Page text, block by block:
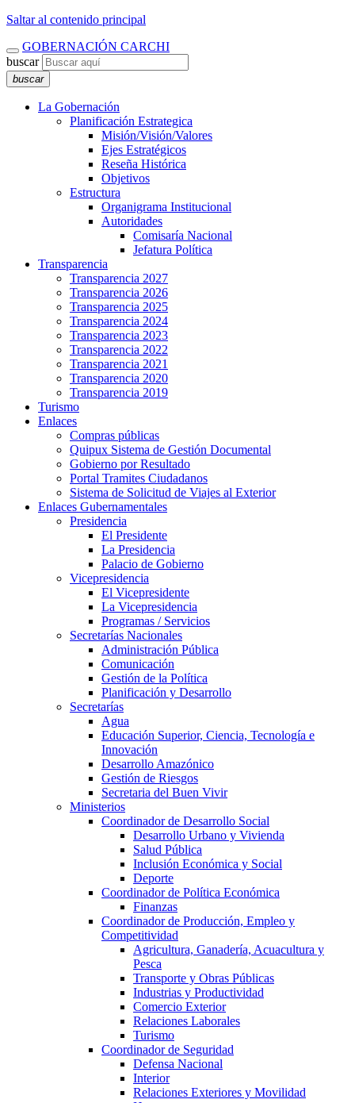
Saltar al contenido principal
GOBERNACIÓN CARCHI
buscar
buscar
La Gobernación
Planificación Estrategica
Misión/Visión/Valores
Ejes Estratégicos
Reseña Histórica
Objetivos
Estructura
Organigrama Institucional
Autoridades
Comisaría Nacional
Jefatura Política
Transparencia
Transparencia 2027
Transparencia 2026
Transparencia 2025
Transparencia 2024
Transparencia 2023
Transparencia 2022
Transparencia 2021
Transparencia 2020
Transparencia 2019
Turismo
Enlaces
Compras públicas
Quipux Sistema de Gestión Documental
Gobierno por Resultado
Portal Tramites Ciudadanos
Sistema de Solicitud de Viajes al Exterior
Enlaces Gubernamentales
Presidencia
El Presidente
La Presidencia
Palacio de Gobierno
Vicepresidencia
El Vicepresidente
La Vicepresidencia
Programas / Servicios
Secretarías Nacionales
Administración Pública
Comunicación
Gestión de la Política
Planificación y Desarrollo
Secretarías
Agua
Educación Superior, Ciencia, Tecnología e
Innovación
Desarrollo Amazónico
Gestión de Riesgos
Secretaria del Buen Vivir
Ministerios
Coordinador de Desarrollo Social
Desarrollo Urbano y Vivienda
Salud Pública
Inclusión Económica y Social
Deporte
Coordinador de Política Económica
Finanzas
Coordinador de Producción, Empleo y
Competitividad
Agricultura, Ganadería, Acuacultura y
Pesca
Transporte y Obras Públicas
Industrias y Productividad
Comercio Exterior
Relaciones Laborales
Turismo
Coordinador de Seguridad
Defensa Nacional
Interior
Relaciones Exteriores y Movilidad